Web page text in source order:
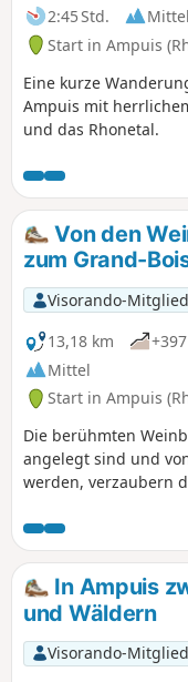
2:45 Std.
Mittel
Start in Ampuis
Eine kurze
Ampuis mit
und das Rhonetal.
Von den
zum Grand-
Visorando-Mitglied
13,18 km
Mittel
Start in Ampuis
Die berühmten
angelegt sind und
werden, verzaubern
begleitet den Rest
einigen wenig
Ausblicke auf das
gesamte Alpenkette
sich das Château
In Ampuis
und Wäldern
Visorando-Mitglied